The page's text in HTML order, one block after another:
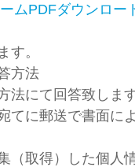
ムPDFダウンロー
す。
方法
法にて回答致しま
てに郵送で書面に
（取得）した個人